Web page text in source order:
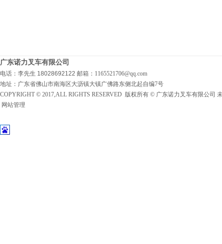
广东诺力叉车有限公司
电话：李先生 18028692122 邮箱：1165521706@qq.com
地址：广东省佛山市南海区大沥镇大镇广佛路东侧北起自编7号
COPYRIGHT © 2017,ALL RIGHTS RESERVED 版权所有 © 广东诺力叉车有限公司
网站管理